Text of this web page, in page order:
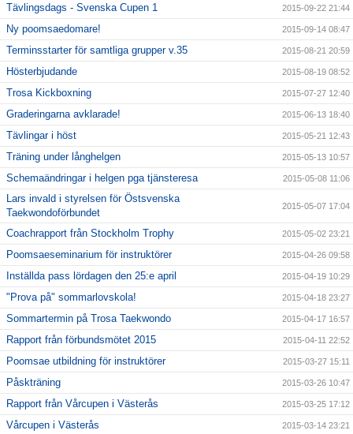
Tävlingsdags - Svenska Cupen 1 2015-09-22 21:44
Ny poomsaedomare! 2015-09-14 08:47
Terminsstarter för samtliga grupper v.35 2015-08-21 20:59
Hösterbjudande 2015-08-19 08:52
Trosa Kickboxning 2015-07-27 12:40
Graderingarna avklarade! 2015-06-13 18:40
Tävlingar i höst 2015-05-21 12:43
Träning under långhelgen 2015-05-13 10:57
Schemaändringar i helgen pga tjänsteresa 2015-05-08 11:06
Lars invald i styrelsen för Östsvenska
Taekwondoförbundet
2015-05-07 17:04
Coachrapport från Stockholm Trophy 2015-05-02 23:21
Poomsaeseminarium för instruktörer 2015-04-26 09:58
Inställda pass lördagen den 25:e april 2015-04-19 10:29
"Prova på" sommarlovskola! 2015-04-18 23:27
Sommartermin på Trosa Taekwondo 2015-04-17 16:57
Rapport från förbundsmötet 2015 2015-04-11 22:52
Poomsae utbildning för instruktörer 2015-03-27 15:11
Påskträning 2015-03-26 10:47
Rapport från Vårcupen i Västerås 2015-03-25 17:12
Vårcupen i Västerås 2015-03-14 23:21